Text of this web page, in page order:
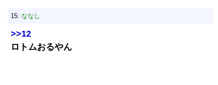
15: ななし
>>12
ロトムおるやん